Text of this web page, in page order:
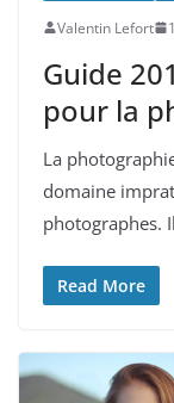
Valentin Lefort
Guide
pour la
La
domaine
photographes.
Read More